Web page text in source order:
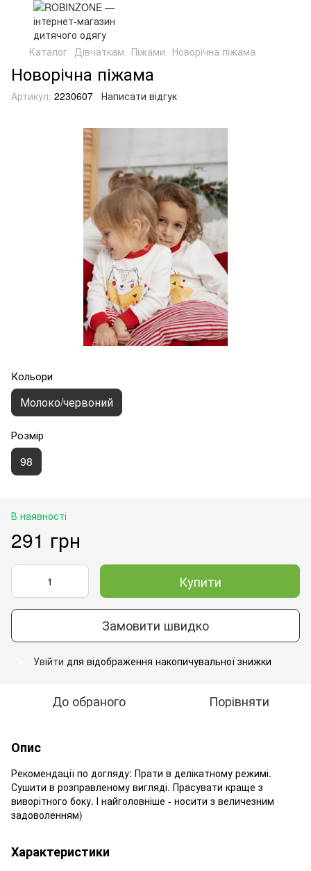
Каталог Дівчаткам Піжами Новорічна піжама
Новорічна піжама
Артикул: 2230607 Написати відгук
Кольори
Молоко/червоний
Розмір
98
В наявності
291 грн
Купити
Замовити швидко
Увійти для відображення накопичувальної знижки
До обраного Порівняти
Опис
Рекомендації по догляду: Прати в делікатному режимі.
Сушити в розправленому вигляді. Прасувати краще з
виворітного боку. І найголовніше - носити з величезним
задоволенням)
Характеристики